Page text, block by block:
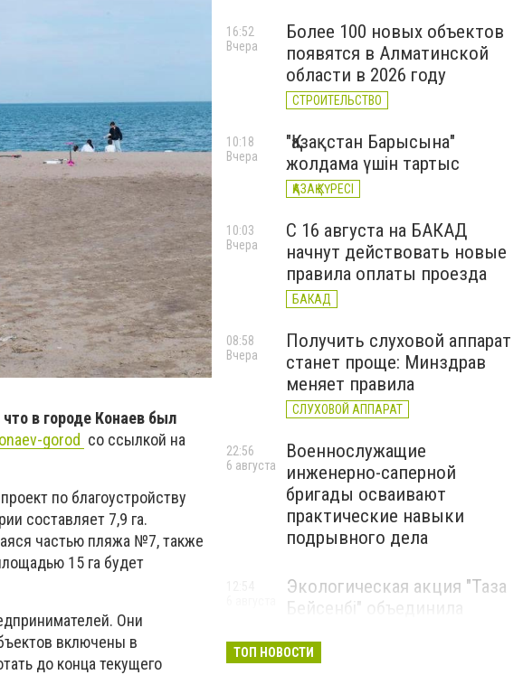
в городе Конаев был
gorod со ссылкой на
по благоустройству
составляет 7,9 га.
частью пляжа №7, также
15 га будет
Они
включены в
до конца текущего
Более 100 новых объектов
появятся в Алматинской
области в 2026 году
СТРОИТЕЛЬСТВО
16:52
Вчера
"Қазақстан Барысына"
жолдама үшін тартыс
ҚАЗАҚ КҮРЕСІ
10:18
Вчера
С 16 августа на БАКАД
начнут действовать новые
правила оплаты проезда
БАКАД
10:03
Вчера
Получить слуховой аппарат
станет проще: Минздрав
меняет правила
СЛУХОВОЙ АППАРАТ
08:58
Вчера
Военнослужащие
инженерно-саперной
бригады осваивают
практические навыки
подрывного дела
22:56
6 августа
Экологическая акция "Таза
Бейсенбі" объединила
Алматинской области
ТОП НОВОСТИ